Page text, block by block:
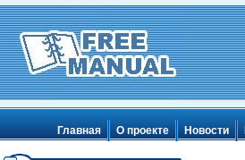
Главная О проекте Новости